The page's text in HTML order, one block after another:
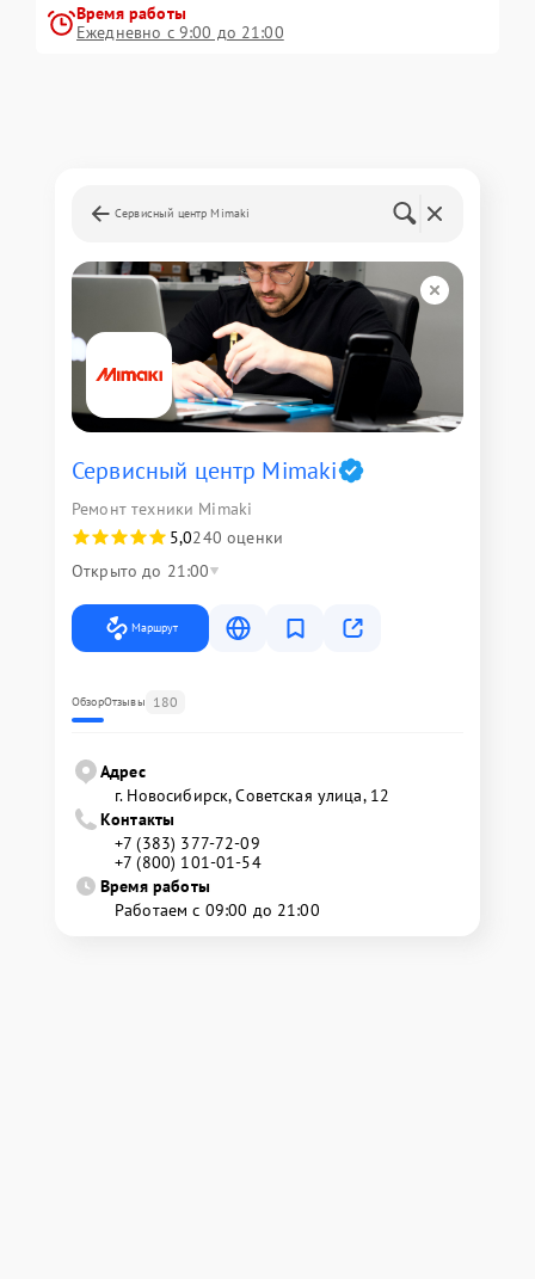
Время работы
Ежедневно с 9:00 до 21:00
Сервисный центр Mimaki
Сервисный центр Mimaki
Ремонт техники Mimaki
5,0240 оценки
Открыто до 21:00
Маршрут
ОбзорОтзывы 180
Адрес
г. Новосибирск, Советская улица, 12
Контакты
+7 (383) 377-72-09
+7 (800) 101-01-54
Время работы
Работаем с 09:00 до 21:00